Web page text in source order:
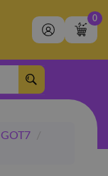
0
GOT7
/